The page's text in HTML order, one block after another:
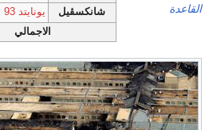
شانكسڤيل يونايتد 93
الاجمالي
القاعدة
أسامة
بن
لادن